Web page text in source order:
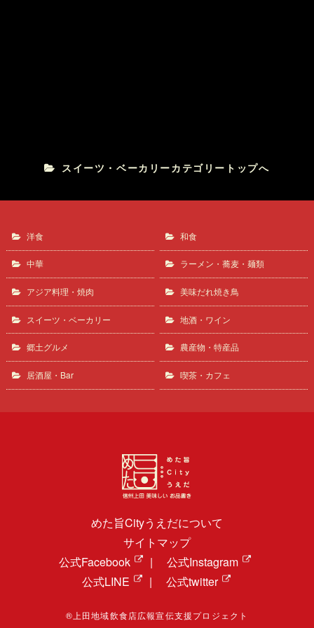
スイーツ・ベーカリーカテゴリートップへ
洋食 和食
中華 ラーメン・蕎麦・麺類
アジア料理・焼肉 美味だれ焼き鳥
スイーツ・ベーカリー 地酒・ワイン
郷土グルメ 農産物・特産品
居酒屋・Bar 喫茶・カフェ
めた旨Cityうえだについて
サイトマップ
公式Facebook
| 公式Instagram
公式LINE
| 公式twitter
®上田地域飲食店広報宣伝支援プロジェクト